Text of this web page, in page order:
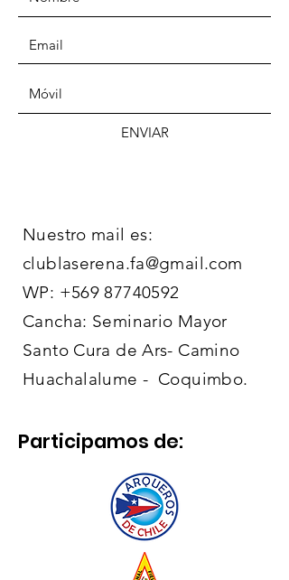
ENVIAR
Nuestro mail es:
clublaserena.fa@gmail.com
WP: +569 87740592
Cancha: Seminario Mayor
Santo Cura de Ars- Camino
Huachalalume - Coquimbo.
Participamos de: